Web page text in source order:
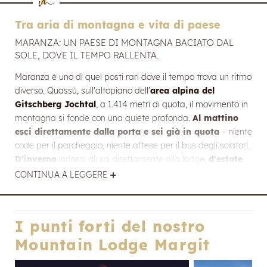
libertà della montagna –la tua casa vacanze in Alto
Adige, per chi desidera vivere la natura senza
rinunciare a un soggiorno speciale.
APPARTAMENTI DI DESIGN CON UN'ELEGANTE
Tra aria di montagna e vita di paese
MARANZA: UN PAESE DI MONTAGNA BACIATO DAL
SOLE, DOVE IL TEMPO RALLENTA.
Maranza è uno di quei posti rari dove il tempo trova un ritmo
diverso. Quassù, sull'altopiano dell'area alpina del
Gitschberg Jochtal, a 1.414 metri di quota, il movimento in
montagna si fonde con una quiete profonda. Al mattino
esci direttamente dalla porta e sei già in quota – niente
code per il parcheggio, niente attese per il bus degli sciatori.
D'inverno indossi gli sci direttamente alla lodge, d'estate
allacci gli scarponi per sentieri che iniziano proprio qui. A
La particolarità? Al tuo rientro non ti aspetta una località
turistica affollata, ma la quiete autentica di un vero borgo di
montagna altoatesino. Dopo una giornata tra sentieri, cime
e panorami, torni in un luogo dove ti senti subito a
CONTINUA A LEGGERE
I punti forti del nostro
Mountain Lodge Margit
Registrazione alla newsletter
Titolo
Cognome
E-mail